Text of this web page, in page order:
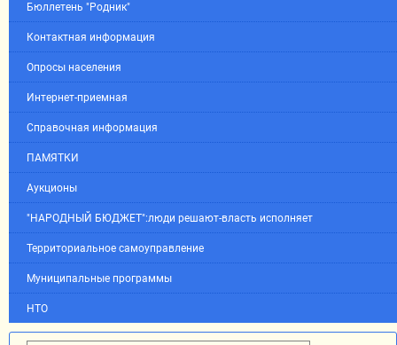
Бюллетень "Родник"
Контактная информация
Опросы населения
Интернет-приемная
Справочная информация
ПАМЯТКИ
Аукционы
"НАРОДНЫЙ БЮДЖЕТ":люди решают-власть исполняет
Территориальное самоуправление
Муниципальные программы
НТО